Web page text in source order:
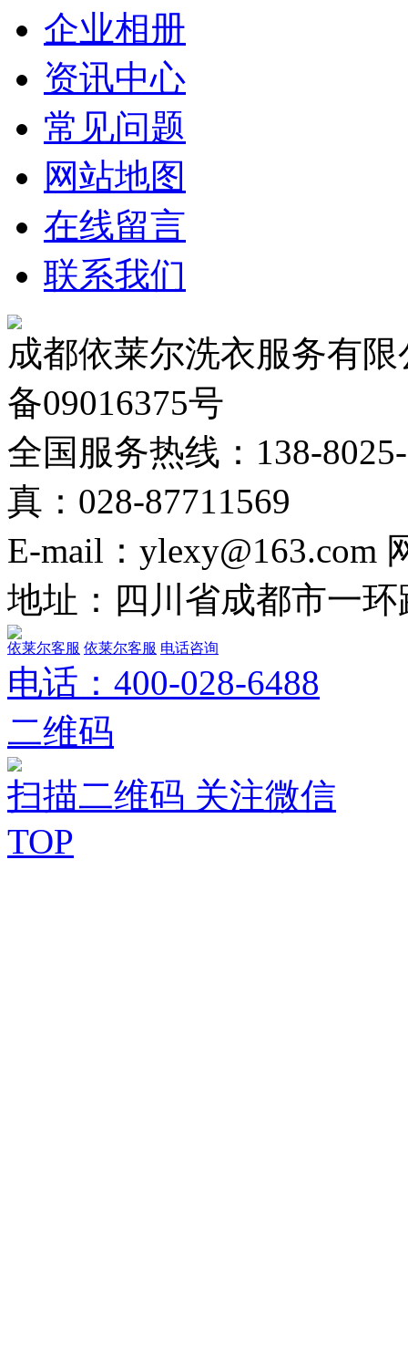
企业相册
资讯中心
常见问题
网站地图
在线留言
联系我们
成都依莱尔洗衣服务有
备09016375号
全国服务热线：138-
真：028-87711569
E-mail：ylexy@163.com
地址：四川省成都市一
依莱尔客服 依莱尔客服 电话咨询
电话： 400-028-6488
二维码
扫描二维码 关注微信
TOP